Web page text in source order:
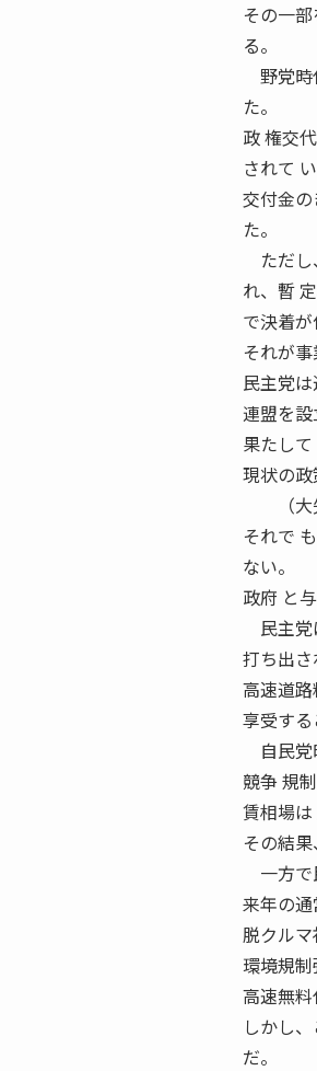
その一
る。
野党時
た。
政 権交
されて い
交付金
た。
ただし
れ、暫
で決着が
それが
民主党
連盟を設
果たし
現状の
（大
それで
ない。
政府 と
民主党
打ち出さ
高速道
享受す
自民党
競争 規
賃相場は
その結
一方で
来年の通
脱クル
環境規制
高速無
しかし
だ。